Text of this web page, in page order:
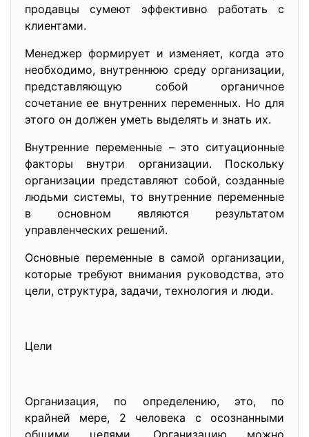
продавцы сумеют эффективно работать с
клиентами.
Менеджер формирует и изменяет, когда это
необходимо, внутреннюю среду организации,
представляющую собой органичное
сочетание ее внутренних переменных. Но для
этого он должен уметь выделять и знать их.
Внутренние переменные – это ситуационные
факторы внутри организации. Поскольку
организации представляют собой, созданные
людьми системы, то внутренние переменные
в основном являются результатом
управленческих решений.
Основные переменные в самой организации,
которые требуют внимания руководства, это
цели, структура, задачи, технология и люди.
Цели
Организация, по определению, это, по
крайней мере, 2 человека с осознанными
общими целями. Организацию можно